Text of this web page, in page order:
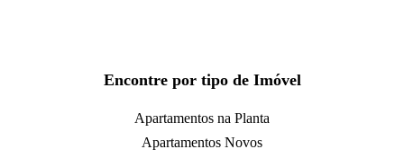
Encontre por tipo de Imóvel
Apartamentos na Planta
Apartamentos Novos